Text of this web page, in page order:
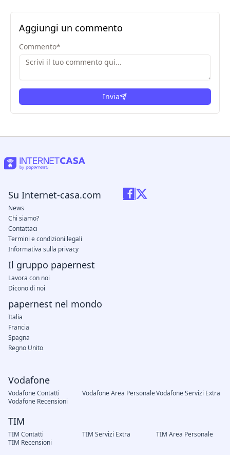
Aggiungi un commento
Commento*
Invia
Vodafone
Vodafone Contatti Vodafone Area PersonaleVodafone Servizi Extra
Vodafone Recensioni
TIM
TIM Contatti TIM Servizi Extra
TIM Area Personale
TIM Recensioni
Su Internet-casa.com
News
Chi siamo?
Contattaci
Termini e condizioni legali
Informativa sulla privacy
Il gruppo papernest
Lavora con noi
Dicono di noi
papernest nel mondo
Italia
Francia
Spagna
Regno Unito